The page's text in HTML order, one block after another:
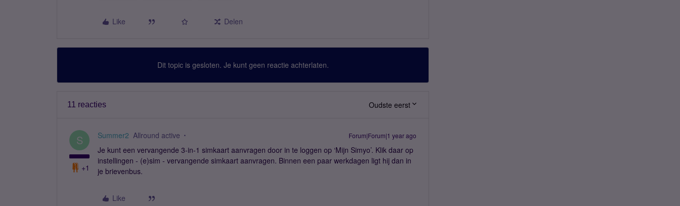
Like Delen
Dit topic is gesloten. Je kunt geen reactie achterlaten.
11 reacties Oudste eerst
S
+1
Summer2 Allround active Forum|Forum|1 year ago
Je kunt een vervangende 3-in-1 simkaart aanvragen door in te loggen op ‘Mijn Simyo’. Klik daar op
instellingen - (e)sim - vervangende simkaart aanvragen. Binnen een paar werkdagen ligt hij dan in
je brievenbus.
Like